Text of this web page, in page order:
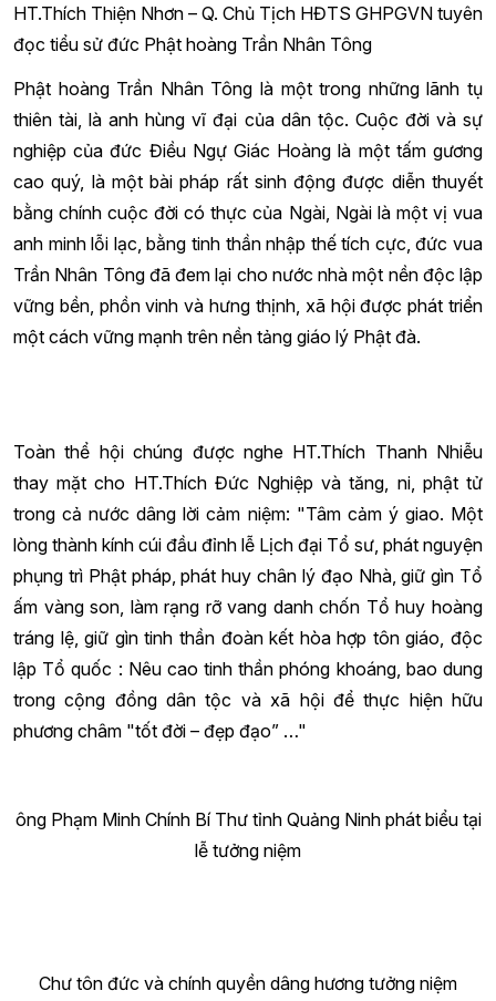
HT.Thích Thiện Nhơn – Q. Chủ Tịch HĐTS GHPGVN tuyên
đọc tiểu sử đức Phật hoàng Trần Nhân Tông
Phật hoàng Trần Nhân Tông là một trong những lãnh tụ
thiên tài, là anh hùng vĩ đại của dân tộc. Cuộc đời và sự
nghiệp của đức Điều Ngự Giác Hoàng là một tấm gương
cao quý, là một bài pháp rất sinh động được diễn thuyết
bằng chính cuộc đời có thực của Ngài, Ngài là một vị vua
anh minh lỗi lạc, bằng tinh thần nhập thế tích cực, đức vua
Trần Nhân Tông đã đem lại cho nước nhà một nền độc lập
vững bền, phồn vinh và hưng thịnh, xã hội được phát triển
một cách vững mạnh trên nền tảng giáo lý Phật đà.
Toàn thể hội chúng được nghe HT.Thích Thanh Nhiễu
thay mặt cho HT.Thích Đức Nghiệp và tăng, ni, phật tử
trong cả nước dâng lời cảm niệm: "Tâm cảm ý giao. Một
lòng thành kính cúi đầu đỉnh lễ Lịch đại Tổ sư, phát nguyện
phụng trì Phật pháp, phát huy chân lý đạo Nhà, giữ gìn Tổ
ấm vàng son, làm rạng rỡ vang danh chốn Tổ huy hoàng
tráng lệ, giữ gìn tinh thần đoàn kết hòa hợp tôn giáo, độc
lập Tổ quốc : Nêu cao tinh thần phóng khoáng, bao dung
trong cộng đồng dân tộc và xã hội để thực hiện hữu
phương châm "tốt đời – đẹp đạo” …"
ông Phạm Minh Chính Bí Thư tỉnh Quảng Ninh phát biểu tại
lễ tưởng niệm
Chư tôn đức và chính quyền dâng hương tưởng niệm